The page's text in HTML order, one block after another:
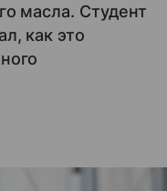
масла. Студент
как это